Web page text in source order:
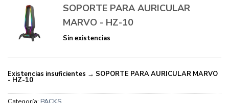
SOPORTE PARA AURICULAR
MARVO - HZ-10
Sin existencias
Existencias insuficientes → SOPORTE PARA AURICULAR MARVO
- HZ-10